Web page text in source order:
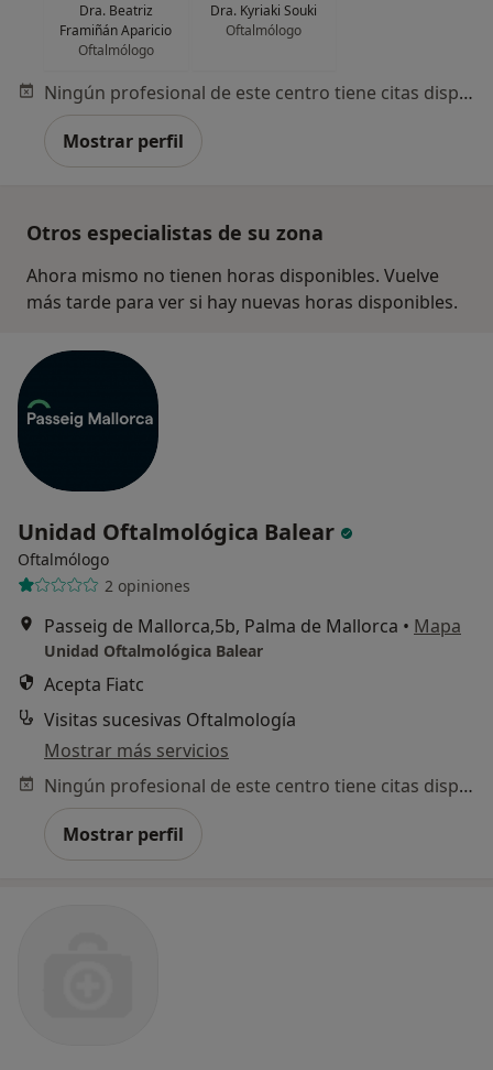
Dra. Beatriz
Framiñán Aparicio
Oftalmólogo
Dra. Kyriaki Souki
Oftalmólogo
Ningún profesional de este centro tiene citas disponibles
Mostrar perfil
Otros especialistas de su zona
Ahora mismo no tienen horas disponibles. Vuelve
más tarde para ver si hay nuevas horas disponibles.
Unidad Oftalmológica Balear
Oftalmólogo
2 opiniones
Passeig de Mallorca,5b, Palma de Mallorca • Mapa
Unidad Oftalmológica Balear
Acepta Fiatc
Visitas sucesivas Oftalmología
Mostrar más servicios
Ningún profesional de este centro tiene citas disponibles
Mostrar perfil